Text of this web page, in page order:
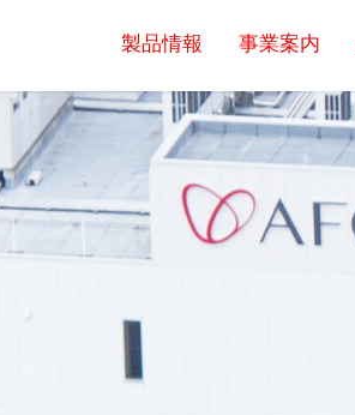
製品情報 事業案内